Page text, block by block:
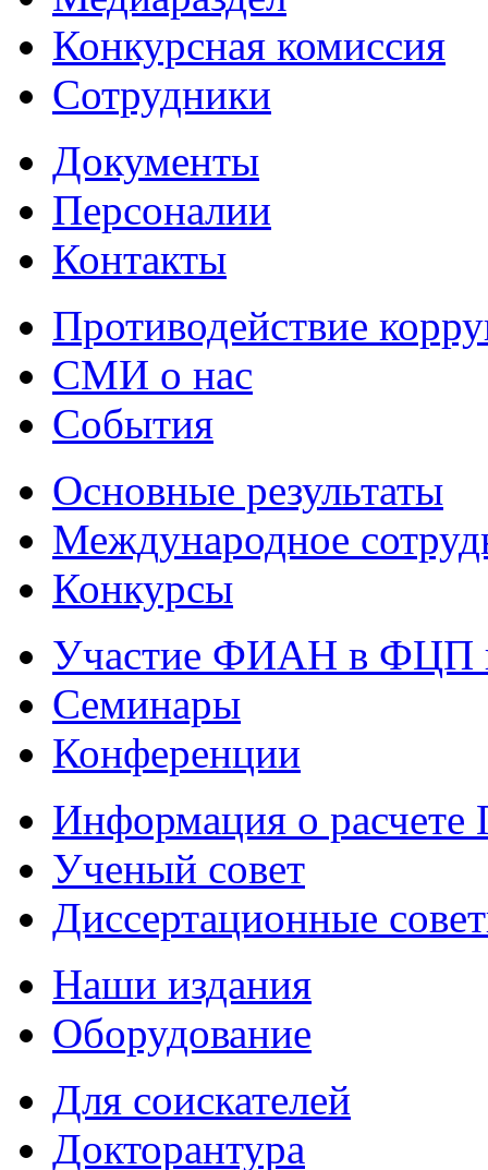
Конкурсная комиссия
Сотрудники
Документы
Персоналии
Контакты
Противодействие
СМИ о нас
События
Основные результаты
Международное
Конкурсы
Участие ФИАН в ФЦП
Семинары
Конференции
Информация о
Ученый совет
Диссертационные
Наши издания
Оборудование
Для соискателей
Докторантура